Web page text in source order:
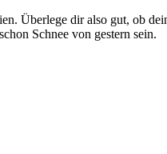
Überlege dir also gut, ob
Schnee von gestern sein.